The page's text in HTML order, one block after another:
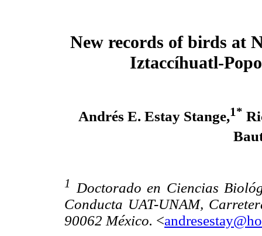
New records of birds at
Iztaccíhuatl-
Andrés E. Estay Stange,1*
1
Doctorado en Ciencias
Conducta UAT-UNAM,
90062 México. <